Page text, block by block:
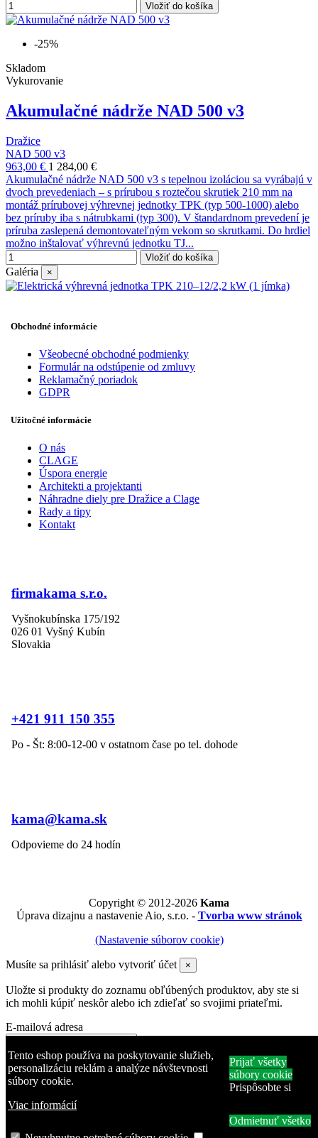
Tento eshop používa na poskytovanie služieb,
personalizáciu reklám a analýze návštevnosti
súbory cookie.
Viac informácií
Prijať všetky
súbory cookie
Prispôsobte si
Odmietnuť všetko
Vložiť do košíka
-25%
Skladom
Vykurovanie
Akumulačné nádrže NAD 500 v3
Dražice
NAD 500 v3
963,00 € 1 284,00 €
Akumulačné nádrže NAD 500 v3 s tepelnou izoláciou sa vyrábajú v
dvoch prevedeniach – s prírubou s roztečou skrutiek 210 mm na
montáž prírubovej výhrevnej jednotky TPK (typ 500-1000) alebo
bez príruby iba s nátrubkami (typ 300). V štandardnom prevedení je
príruba zaslepená demontovateľným vekom so skrutkami. Do hrdiel
možno inštalovať výhrevnú jednotku TJ...
Vložiť do košíka
Galéria ×
Obchodné informácie
Všeobecné obchodné podmienky
Formulár na odstúpenie od zmluvy
Reklamačný poriadok
GDPR
Užitočné informácie
O nás
CLAGE
Úspora energie
Architekti a projektanti
Náhradne diely pre Dražice a Clage
Rady a tipy
Kontakt
firmakama s.r.o.
Vyšnokubínska 175/192
026 01 Vyšný Kubín
Slovakia
+421 911 150 355
Po - Št: 8:00-12-00 v ostatnom čase po tel. dohode
kama@kama.sk
Odpovieme do 24 hodín
Copyright © 2012-2026 Kama
Úprava dizajnu a nastavenie Aio, s.r.o. - Tvorba www stránok
(Nastavenie súborov cookie)
Musíte sa prihlásiť alebo vytvoriť účet ×
Uložte si produkty do zoznamu obľúbených produktov, aby ste si
ich mohli kúpiť neskôr alebo ich zdieľať so svojimi priateľmi.
E-mailová adresa
Heslo
Zabudli ste heslo?
Produkt bol pridaný do zoznamu obľúbených produktov